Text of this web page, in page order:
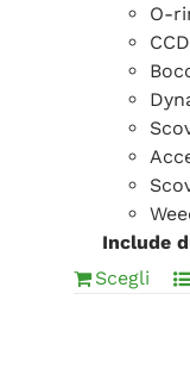
O-
Include
Scegli